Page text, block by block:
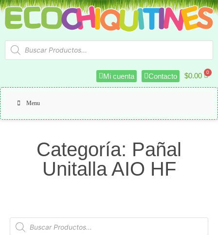
Mi cuenta Contacto $0.00
Menu
Categoría: Pañal
Unitalla AIO HF